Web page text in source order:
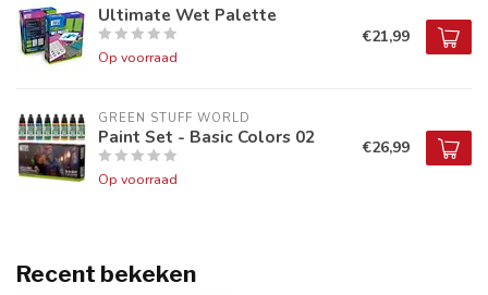
Ultimate Wet Palette
Op voorraad
€21,99
GREEN STUFF WORLD
Paint Set - Basic Colors 02
Op voorraad
€26,99
Recent bekeken